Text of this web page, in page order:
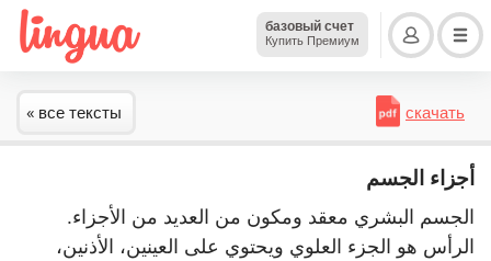
базовый счет
Купить Премиум
« все тексты скачать
أجزاء الجسم
الجسم البشري معقد ومكون من العديد من الأجزاء.
الرأس هو الجزء العلوي ويحتوي على العينين، الأذنين،